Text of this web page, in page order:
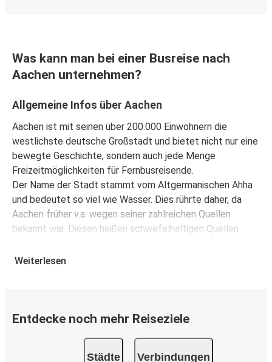
Graz
Aachen
Salzburg
Salzburg
Aachen
Aachen
Innsbruck
Bregenz
Aachen
Was kann man bei einer Busreise nach
Aachen unternehmen?
Allgemeine Infos über Aachen
Aachen ist mit seinen über 200.000 Einwohnern die
westlichste deutsche Großstadt und bietet nicht nur eine
bewegte Geschichte, sondern auch jede Menge
Freizeitmöglichkeiten für Fernbusreisende.
Der Name der Stadt stammt vom Altgermanischen Ahha
und bedeutet so viel wie Wasser. Dies rührte daher, da
Aachen früher v.a. wegen seiner zahlreichen Quellen
bekannt war. Diesen heißen schwefelhaltigen Quellen
beispielsweise Rheuma heilen sollten. Auch heute noch
Pfalzkapelle Karl des Großen errichtet. Heute kann man
Weiterlesen
Entdecke noch mehr Reiseziele
Städte Verbindungen